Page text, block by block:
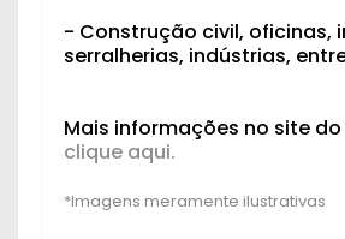
- Construção civil, oficinas,
serralherias, indústrias,
Mais informações no site
clique aqui.